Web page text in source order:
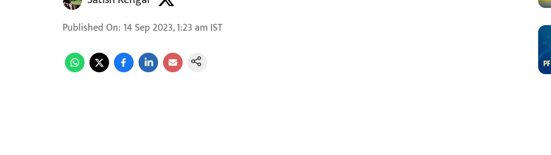
Published On: 14 Sep 2023, 1:23 am IST